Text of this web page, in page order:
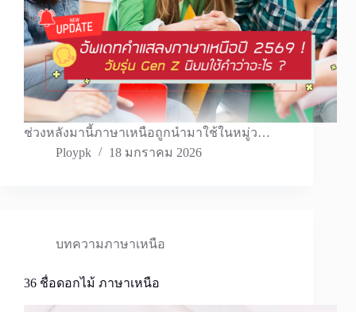
ช่วงหลังมานี้ภาษาเหนือถูกนำมาใช้ในหมู่ว…
Ploypk
18 มกราคม 2026
บทความภาษาเหนือ
36 ชื่อดอกไม้ ภาษาเหนือ